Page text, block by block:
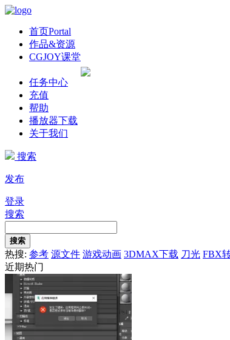
首页Portal
作品&资源
CGJOY课堂
任务中心
充值
帮助
播放器下载
关于我们
搜索
发布
登录
搜索
搜索
热搜: 参考 源文件 游戏动画 3DMAX下载 刀光 FBX
近期热门